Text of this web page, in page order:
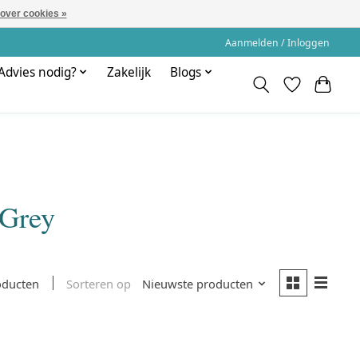
Aanmelden / Inloggen
nodig? Zakelijk
Blogs
Sorteren op Nieuwste producten
cookies »